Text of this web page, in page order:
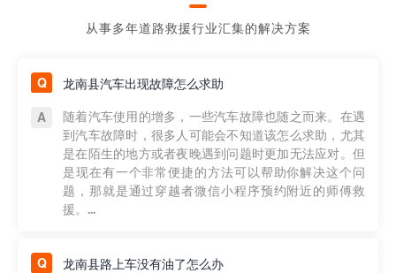
从事多年道路救援行业汇集的解决方案
龙南县汽车出现故障怎么求助
随着汽车使用的增多，一些汽车故障也随之而来。在遇
到汽车故障时，很多人可能会不知道该怎么求助，尤其
是在陌生的地方或者夜晚遇到问题时更加无法应对。但
是现在有一个非常便捷的方法可以帮助你解决这个问
题，那就是通过穿越者微信小程序预约附近的师傅救
援。...
龙南县路上车没有油了怎么办